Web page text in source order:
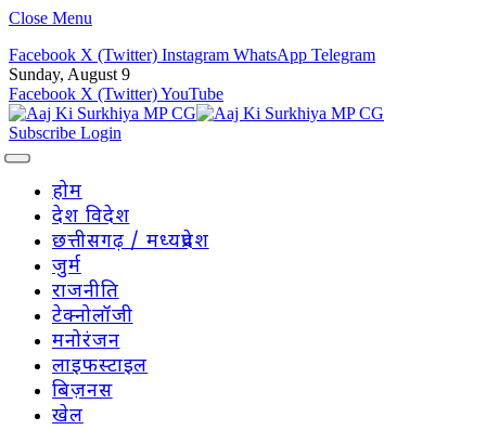
Close Menu
Facebook X (Twitter) Instagram WhatsApp Telegram
Sunday, August 9
Facebook X (Twitter)YouTube
Subscribe Login
होम
देश विदेश
छत्तीसगढ़ / मध्यप्रदेश
जुर्म
राजनीति
टेक्नोलॉजी
मनोरंजन
लाइफस्टाइल
बिज़नस
खेल